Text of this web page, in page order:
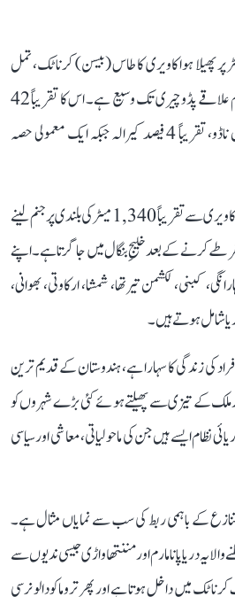
مربع کلومیٹر پر پھیلا ہوا کاویری کا طاس (بیسن) کرناٹک، تمل
ناڈو، کیرالہ اور مرکز کے زیر انتظام علاقے پڈوچیری تک وسیع ہے۔ اس کا تقریباً 42
فیصد حصہ کرناٹک، 54 فیصد تمل ناڈو، تقریباً 4 فیصد کیرالہ جبکہ ایک معمولی حصہ
کوڈاگو کے جنگلاتی پہاڑی علاقے تلاکاویری سے تقریباً 1,340 میٹر کی بلندی پر جنم لینے
800 کلومیٹر کا سفر طے کرنے کے بعد خلیجِ بنگال میں جا گرتا ہے۔ اپنے
کبنی، لکشمن تیرتھا، شمشا، ارکاوتی، بھوانی،
شامل ہوتے ہیں۔
کی زندگی کا سہارا ہے، ہندوستان کے قدیم ترین
ملک کے تیزی سے پھیلتے ہوئے کئی بڑے شہروں کو
نظام ایسے ہیں جن کی ماحولیاتی، معاشی اور سیاسی
کے باہمی ربط کی سب سے نمایاں مثال ہے۔
یہ دریا پانامارم اور مننتھاواڑی جیسی ندیوں سے
میں داخل ہوتا ہے اور پھر تروماکودالو نرسی